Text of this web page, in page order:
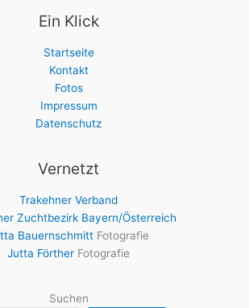
Ein Klick
Startseite
Kontakt
Fotos
Impressum
Datenschutz
Vernetzt
Trakehner Verband
Zuchtbezirk Bayern/Österreich
Bauernschmitt Fotografie
Jutta Förther Fotografie
Suchen